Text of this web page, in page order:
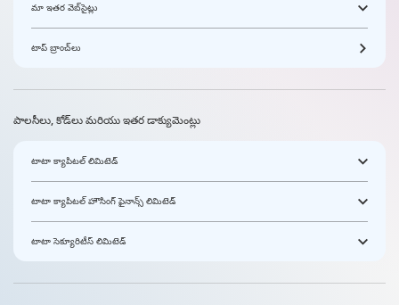
మా ఇతర వెబ్‌సైట్లు
టాప్ బ్రాంచ్‌లు
పాలసీలు, కోడ్‌లు మరియు ఇతర డాక్యుమెంట్లు
టాటా క్యాపిటల్ లిమిటెడ్
టాటా క్యాపిటల్ హౌసింగ్ ఫైనాన్స్ లిమిటెడ్
టాటా సెక్యూరిటీస్ లిమిటెడ్